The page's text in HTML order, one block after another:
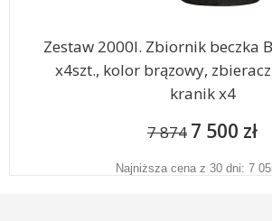
Zestaw 2000l. Zbiornik beczka
x4szt., kolor brązowy,
kranik x4
7 874 7 500 zł
Najniższa cena z 30 dni: 7